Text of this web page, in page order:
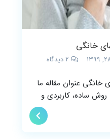
خانگی
2 دیدگاه
خانگی عنوان مقاله ما
ساده، کاربردی و